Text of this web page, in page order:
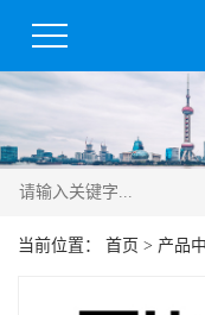
当前位置： 首页 > 产品